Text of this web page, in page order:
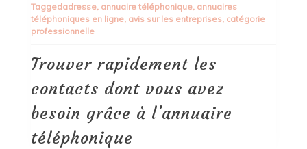
les
contacts
besoin
à
l’annuaire
téléphonique
Taggedadresse, annuaire téléphonique, annuaires
téléphoniques en ligne, avis sur les entreprises, catégorie
professionnelle
Trouver rapidement les
contacts dont vous avez
besoin grâce à l’annuaire
téléphonique